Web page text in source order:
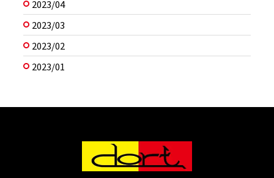
2023/04
2023/03
2023/02
2023/01